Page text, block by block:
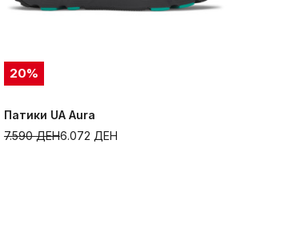
20%
Патики UA Aura
6.072 ДЕН
7.590ДЕН